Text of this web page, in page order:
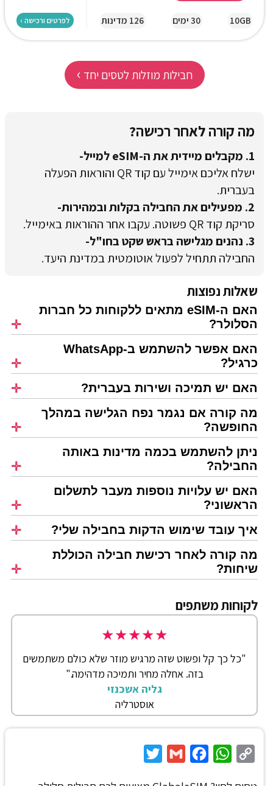
10GB 30 ימים 126 מדינות לפרטים ורכישה ›
חבילות מוזלות לטסים יחד ›
Copy
WhatsApp
Facebook
Gmail
מה קורה לאחר רכישה?
1. מקבלים מיידית את ה-eSIM למייל-
ישלח אליכם אימייל עם קוד QR והוראות הפעלה
בעברית.
2. מפעילים את החבילה בקלות ובמהירות-
סריקת קוד QR פשוטה. עקבו אחר ההוראות באימייל.
3. נהנים מגלישה בראש שקט בחו"ל-
החבילה תתחיל לפעול אוטומטית במדינת היעד.
שאלות נפוצות
האם ה-eSIM מתאים ללקוחות כל חברות
הסלולר?
האם אפשר להשתמש ב-WhatsApp
כרגיל?
האם יש תמיכה ושירות בעברית?
מה קורה אם נגמר נפח הגלישה במהלך
החופשה?
ניתן להשתמש בכמה מדינות באותה
החבילה?
האם יש עלויות נוספות מעבר לתשלום
הראשוני?
איך עובד שימוש הדקות בחבילה שלי?
מה קורה לאחר רכישת חבילה הכוללת
שיחות?
לקוחות משתפים
★
★
★
★
★
"כל כך קל ופשוט שזה מרגיש מוזר שלא כולם משתמשים
בזה. אחלה מחיר ותמיכה מדהימה."
גליה אשכנזי
אוסטרליה